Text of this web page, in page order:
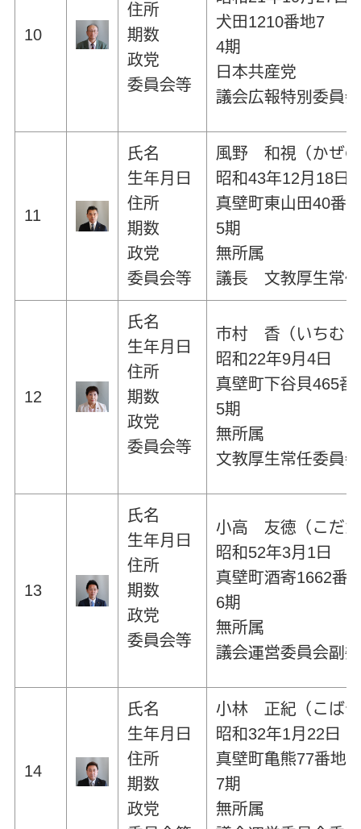
10
住所
期数
政党
委員会等
犬田1210番地7
4期
日本共産党
議会広報特別委員
11
氏名
生年月日
住所
期数
政党
委員会等
風野 和視（かぜ
昭和43年12月18日
真壁町東山田40番
5期
無所属
議長 文教厚生常
12
氏名
生年月日
住所
期数
政党
委員会等
市村 香（いちむ
昭和22年9月4日
真壁町下谷貝465番
5期
無所属
文教厚生常任委員
13
氏名
生年月日
住所
期数
政党
委員会等
小高 友徳（こだ
昭和52年3月1日
真壁町酒寄1662番
6期
無所属
議会運営委員会副
14
氏名
生年月日
住所
期数
政党
小林 正紀（こば
昭和32年1月22日
真壁町亀熊77番地
7期
無所属